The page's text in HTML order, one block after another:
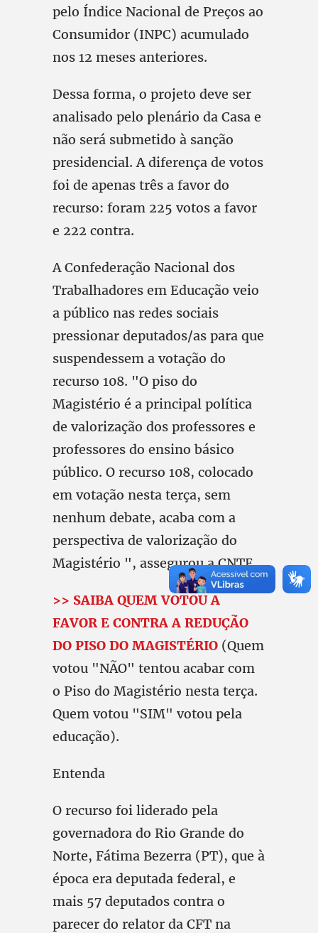
pelo Índice Nacional de Preços ao
Consumidor (INPC) acumulado
nos 12 meses anteriores.
Dessa forma, o projeto deve ser
analisado pelo plenário da Casa e
não será submetido à sanção
presidencial. A diferença de votos
foi de apenas três a favor do
recurso: foram 225 votos a favor
e 222 contra.
A Confederação Nacional dos
Trabalhadores em Educação veio
a público nas redes sociais
pressionar deputados/as para que
suspendessem a votação do
recurso 108. "O piso do
Magistério é a principal política
de valorização dos professores e
professores do ensino básico
público. O recurso 108, colocado
em votação nesta terça, sem
nenhum debate, acaba com a
perspectiva de valorização do
Magistério ", assegurou a CNTE.
>> SAIBA QUEM VOTOU A
FAVOR E CONTRA A REDUÇÃO
DO PISO DO MAGISTÉRIO (Quem
votou "NÃO" tentou acabar com
o Piso do Magistério nesta terça.
Quem votou "SIM" votou pela
educação).
Entenda
O recurso foi liderado pela
governadora do Rio Grande do
Norte, Fátima Bezerra (PT), que à
época era deputada federal, e
mais 57 deputados contra o
parecer do relator da CFT na